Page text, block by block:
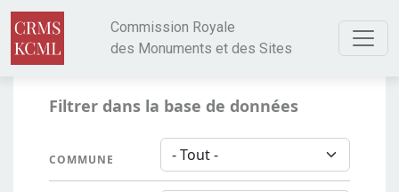
Aller au contenu principal
Commission Royale
des Monuments et des Sites
Filtrer dans la base de données
COMMUNE